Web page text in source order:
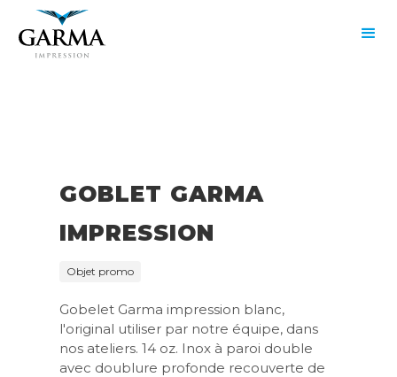
GOBLET GARMA
IMPRESSION
Objet promo
Gobelet Garma impression blanc,
l'original utiliser par notre équipe, dans
nos ateliers. 14 oz. Inox à paroi double
avec doublure profonde recouverte de